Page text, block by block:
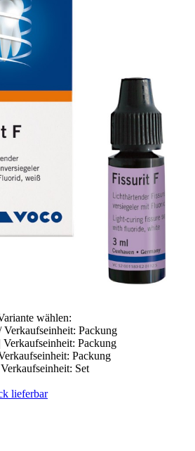
wählen:
Packung
Packung
Packung
Set
lieferbar